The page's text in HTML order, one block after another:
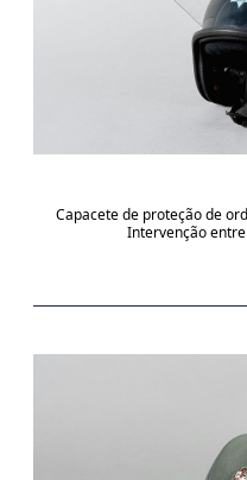
Capacete de proteção de
Intervenção